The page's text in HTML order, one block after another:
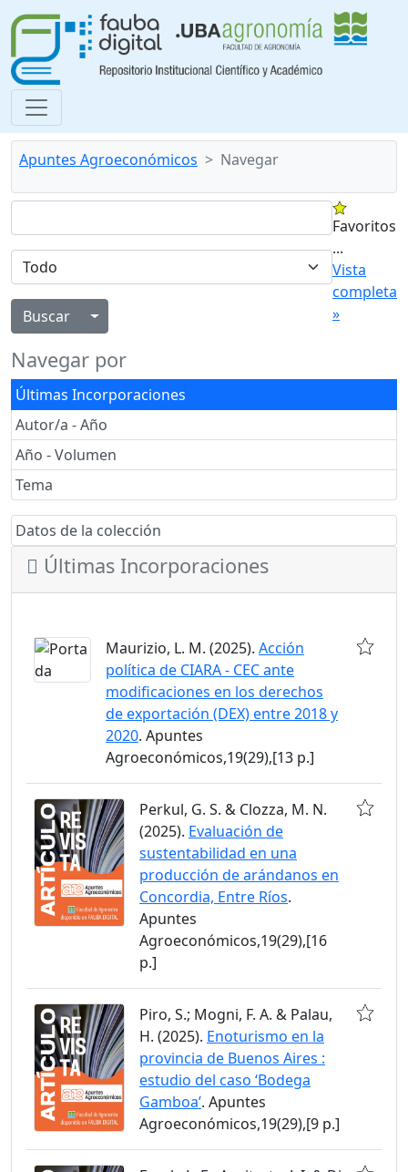
Apuntes Agroeconómicos Navegar
Alternar menú desplegable
Favoritos
...
Vista
completa
»
Navegar por
Últimas Incorporaciones
Autor/a - Año
Año - Volumen
Tema
Datos de la colección
Últimas Incorporaciones
Maurizio, L. M. (2025). Acción
política de CIARA - CEC ante
modificaciones en los derechos
de exportación (DEX) entre 2018 y
2020. Apuntes
Agroeconómicos,19(29),[13 p.]
Perkul, G. S. & Clozza, M. N.
(2025). Evaluación de
sustentabilidad en una
producción de arándanos en
Concordia, Entre Ríos.
Apuntes
Agroeconómicos,19(29),[16
p.]
Piro, S.; Mogni, F. A. & Palau,
H. (2025). Enoturismo en la
provincia de Buenos Aires :
estudio del caso ‘Bodega
Gamboa’. Apuntes
Agroeconómicos,19(29),[9 p.]